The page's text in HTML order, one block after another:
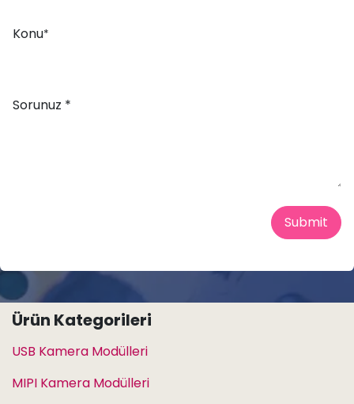
Konu*
Sorunuz *
Submit
Ürün Kategorileri
USB Kamera Modülleri
MIPI Kamera Modülleri